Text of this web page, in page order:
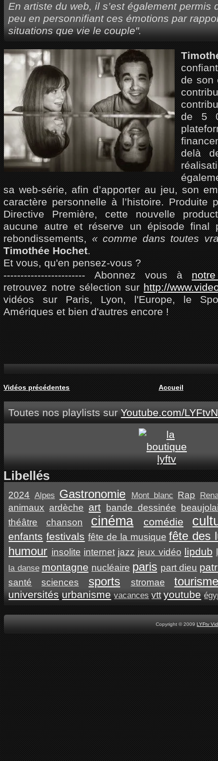
En artiste du web, il s’est également permis
peu en personnifiant ces émotions par
situations que vie le couple".
de son
de 5
delà
sa web-série, afin d’apporter au jeu, son
caractère personnelle à l’histoire. Produite
Directive Première, cette nouvelle
aucune autre et réserve un épisode
rebondissements,« comme dans toutes
Timothée Hochet.
Et vous, qu'en pensez-vous ?
------------------------ Abonnez vous à
retrouvez notre sélection surhttp://
vidéos sur Paris, Lyon, l'Europe, le
Amériques et bien d'autres encore !
Vidéos précédentes Accueil
Toutes nos playlists surYoutube.com/
Libellés
2024 Alpes Gastronomie Mont blanc Rap
animaux ardèche art bande dessinée
théâtre
chanson cinéma comédie
enfants festivals fête de la musique fête des
humour insolite internet jazz jeux vidéo lipdub
la danse montagne nucléaire paris part dieu
santé sciences sports stromae
universités urbanisme vacances vtt youtube
Copyright © 2009LYFtv